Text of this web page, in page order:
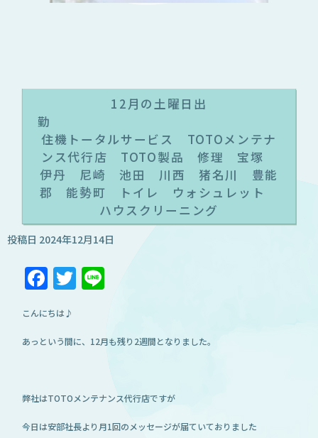
12月の土曜日出
住機トータルサービス TOTOメンテナ
ンス代行店 TOTO製品 修理 宝塚
伊丹 尼崎 池田 川西 猪名川 豊能
郡 能勢町 トイレ ウォシュレット
ハウスクリーニング
投稿日 2024年12月14日
Facebook
Twitter
こんにちは♪
あっという間に、12月も残り2週間となりました。
弊社はTOTOメンテナンス代行店ですが
今日は安部社長より月1回のメッセージが届ていておりました